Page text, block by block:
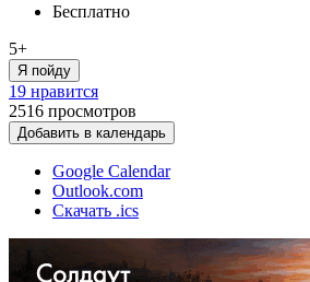
Бесплатно
5+
Я пойду
19 нравится
2516 просмотров
Добавить в календарь
Google Calendar
Outlook.com
Скачать .ics